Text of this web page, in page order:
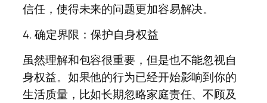
信任，使得未来的问题更加容易解决。
4. 确定界限：保护自身权益
虽然理解和包容很重要，但是也不能忽视自
身权益。如果他的行为已经开始影响到你的
生活质量，比如长期忽略家庭责任、不顾及